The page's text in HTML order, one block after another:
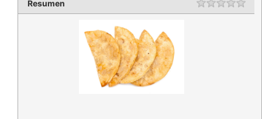
Resumen